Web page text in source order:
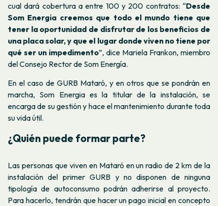
cual dará cobertura a entre 100 y 200 contratos: “Desde
Som Energia creemos que todo el mundo tiene que
tener la oportunidad de disfrutar de los beneficios de
una placa solar, y que el lugar donde viven no tiene por
qué ser un impedimento”, dice Mariela Frankon, miembro
del Consejo Rector de Som Energía.
En el caso de GURB Mataró, y en otros que se pondrán en
marcha, Som Energia es la titular de la instalación, se
encarga de su gestión y hace el mantenimiento durante toda
su vida útil.
¿Quién puede formar parte?
Las personas que viven en Mataró en un radio de 2 km de la
instalación del primer GURB y no disponen de ninguna
tipología de autoconsumo podrán adherirse al proyecto.
Para hacerlo, tendrán que hacer un pago inicial en concepto